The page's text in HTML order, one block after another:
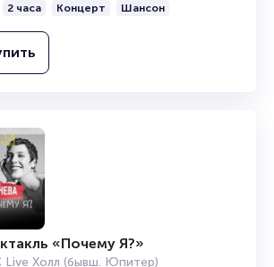
2 часа Концерт Шансон
«Почему Я?»
Холл (бывш. Юпитер)